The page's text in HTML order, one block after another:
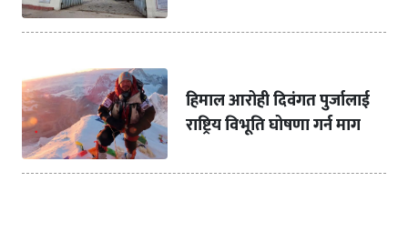
हिमाल आरोही दिवंगत पुर्जालाई
राष्ट्रिय विभूति घोषणा गर्न माग